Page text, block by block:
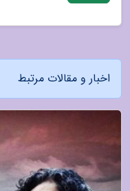
اخبار و مقالات مرتبط